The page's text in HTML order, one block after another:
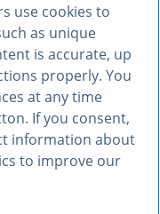
use cookies to
as unique
is accurate, up
properly. You
at any time
If you consent,
information about
to improve our